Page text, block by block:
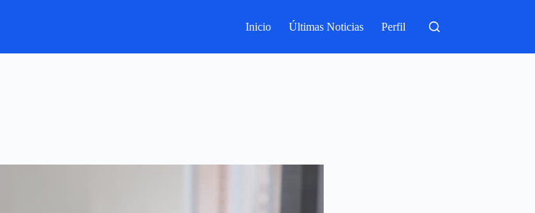
Inicio Últimas Noticias Perfil